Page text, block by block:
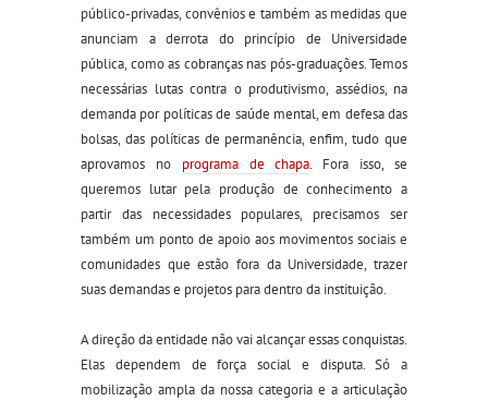
público-privadas, convênios e também as medidas que
anunciam a derrota do princípio de Universidade
pública, como as cobranças nas pós-graduações. Temos
necessárias lutas contra o produtivismo, assédios, na
demanda por políticas de saúde mental, em defesa das
bolsas, das políticas de permanência, enfim, tudo que
aprovamos no programa de chapa. Fora isso, se
queremos lutar pela produção de conhecimento a
partir das necessidades populares, precisamos ser
também um ponto de apoio aos movimentos sociais e
comunidades que estão fora da Universidade, trazer
suas demandas e projetos para dentro da instituição.
A direção da entidade não vai alcançar essas conquistas.
Elas dependem de força social e disputa. Só a
mobilização ampla da nossa categoria e a articulação